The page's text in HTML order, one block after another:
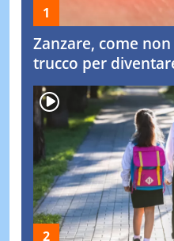
Zanzare, come
trucco per